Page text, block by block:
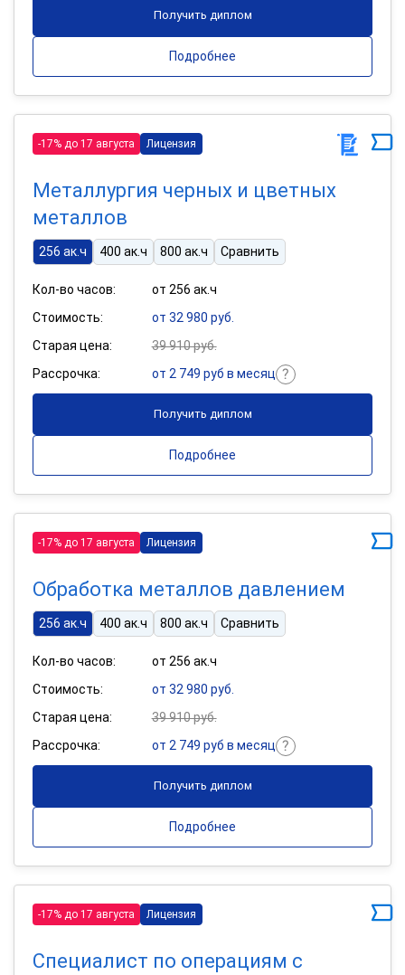
Получить диплом
Подробнее
-17% до 17 августа Лицензия
Металлургия черных и цветных
металлов
256 ак.ч 400 ак.ч 800 ак.ч Сравнить
Кол-во часов:
от 256 ак.ч
Стоимость:
от 32 980 руб.
Старая цена:
39 910 руб.
Рассрочка:
от 2 749 руб в месяц
Получить диплом
Подробнее
-17% до 17 августа Лицензия
Обработка металлов давлением
256 ак.ч 400 ак.ч 800 ак.ч Сравнить
Кол-во часов:
от 256 ак.ч
Стоимость:
от 32 980 руб.
Старая цена:
39 910 руб.
Рассрочка:
от 2 749 руб в месяц
Получить диплом
Подробнее
-17% до 17 августа Лицензия
Специалист по операциям с